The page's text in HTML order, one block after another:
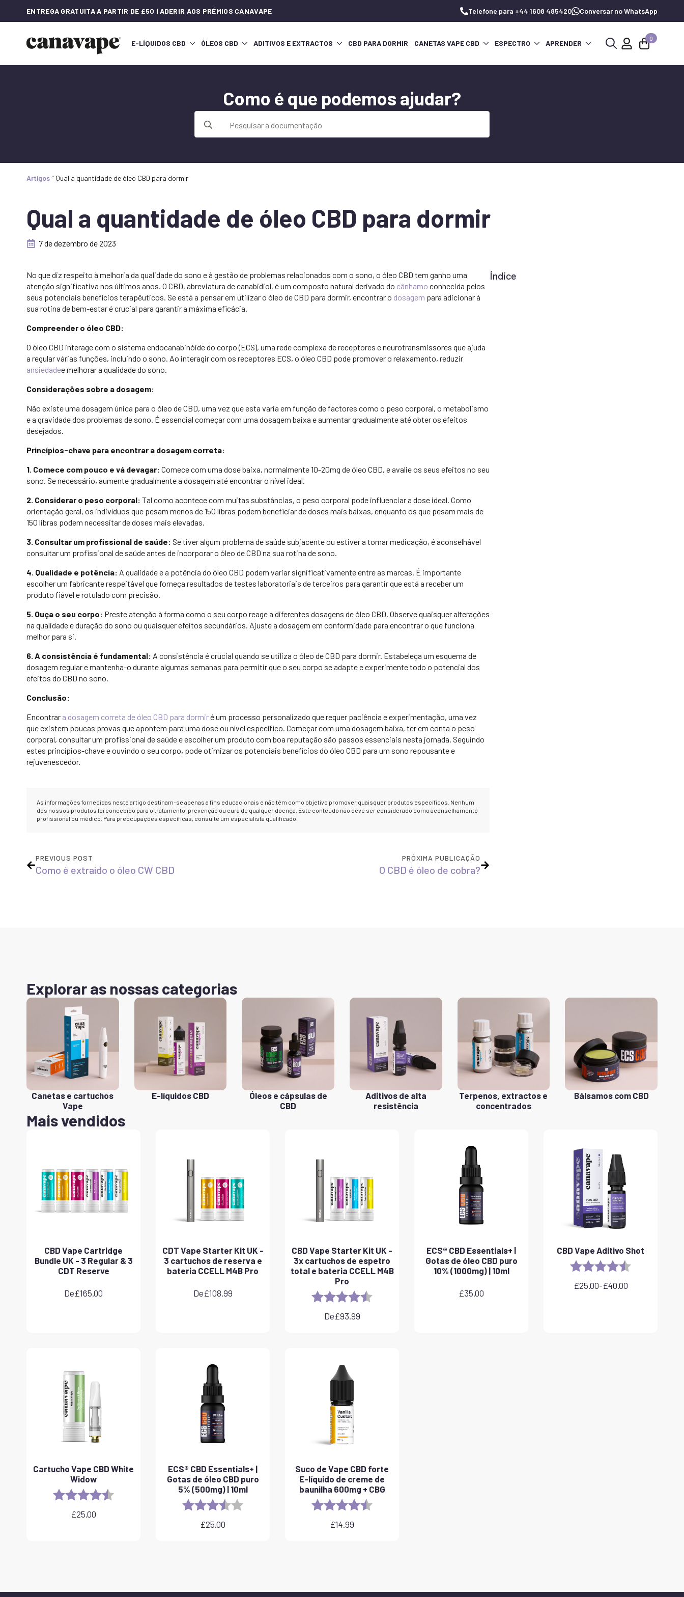
ENTREGA GRATUITA A PARTIR DE £50 | ADERIR AOS PRÉMIOS CANAVAPE Telefone para +44 1608 485420 Conversar no WhatsApp
E-LÍQUIDOS CBD ÓLEOS CBD ADITIVOS E EXTRACTOS CBD PARA DORMIR CANETAS VAPE CBD ESPECTRO APRENDER
0
Como é que podemos ajudar?
por:
Artigos " Qual a quantidade de óleo CBD para dormir
Qual a quantidade de óleo CBD para dormir
7 de dezembro de 2023
No que diz respeito à melhoria da qualidade do sono e à gestão de problemas relacionados com o sono, o óleo CBD tem ganho uma
atenção significativa nos últimos anos. O CBD, abreviatura de canabidiol, é um composto natural derivado do cânhamo conhecida pelos
seus potenciais benefícios terapêuticos. Se está a pensar em utilizar o óleo de CBD para dormir, encontrar o dosagem para adicionar à
sua rotina de bem-estar é crucial para garantir a máxima eficácia.
Compreender o óleo CBD:
O óleo CBD interage com o sistema endocanabinóide do corpo (ECS), uma rede complexa de receptores e neurotransmissores que ajuda
a regular várias funções, incluindo o sono. Ao interagir com os receptores ECS, o óleo CBD pode promover o relaxamento, reduzir
ansiedadee melhorar a qualidade do sono.
Considerações sobre a dosagem:
Não existe uma dosagem única para o óleo de CBD, uma vez que esta varia em função de factores como o peso corporal, o metabolismo
e a gravidade dos problemas de sono. É essencial começar com uma dosagem baixa e aumentar gradualmente até obter os efeitos
desejados.
Princípios-chave para encontrar a dosagem correta:
1. Comece com pouco e vá devagar: Comece com uma dose baixa, normalmente 10-20mg de óleo CBD, e avalie os seus efeitos no seu
sono. Se necessário, aumente gradualmente a dosagem até encontrar o nível ideal.
2. Considerar o peso corporal: Tal como acontece com muitas substâncias, o peso corporal pode influenciar a dose ideal. Como
orientação geral, os indivíduos que pesam menos de 150 libras podem beneficiar de doses mais baixas, enquanto os que pesam mais de
150 libras podem necessitar de doses mais elevadas.
3. Consultar um profissional de saúde: Se tiver algum problema de saúde subjacente ou estiver a tomar medicação, é aconselhável
consultar um profissional de saúde antes de incorporar o óleo de CBD na sua rotina de sono.
4. Qualidade e potência: A qualidade e a potência do óleo CBD podem variar significativamente entre as marcas. É importante
escolher um fabricante respeitável que forneça resultados de testes laboratoriais de terceiros para garantir que está a receber um
produto fiável e rotulado com precisão.
5. Ouça o seu corpo: Preste atenção à forma como o seu corpo reage a diferentes dosagens de óleo CBD. Observe quaisquer alterações
na qualidade e duração do sono ou quaisquer efeitos secundários. Ajuste a dosagem em conformidade para encontrar o que funciona
melhor para si.
6. A consistência é fundamental: A consistência é crucial quando se utiliza o óleo de CBD para dormir. Estabeleça um esquema de
dosagem regular e mantenha-o durante algumas semanas para permitir que o seu corpo se adapte e experimente todo o potencial dos
efeitos do CBD no sono.
Conclusão:
Encontrar a dosagem correta de óleo CBD para dormiré um processo personalizado que requer paciência e experimentação, uma vez
que existem poucas provas que apontem para uma dose ou nível específico. Começar com uma dosagem baixa, ter em conta o peso
corporal, consultar um profissional de saúde e escolher um produto com boa reputação são passos essenciais nesta jornada. Seguindo
estes princípios-chave e ouvindo o seu corpo, pode otimizar os potenciais benefícios do óleo CBD para um sono repousante e
rejuvenescedor.
As informações fornecidas neste artigo destinam-se apenas a fins educacionais e não têm como objetivo promover quaisquer produtos específicos. Nenhum
dos nossos produtos foi concebido para o tratamento, prevenção ou cura de qualquer doença. Este conteúdo não deve ser considerado como aconselhamento
profissional ou médico. Para preocupações específicas, consulte um especialista qualificado.
PREVIOUS POST
Como é extraído o óleo CW CBD
PRÓXIMA PUBLICAÇÃO
O CBD é óleo de cobra?
Índice
Explorar as nossas categorias
Canetas e cartuchos
Vape
E-líquidos CBD
Óleos e cápsulas de
CBD
Aditivos de alta
resistência
Terpenos, extractos e
concentrados
Bálsamos com CBD
Mais vendidos
CBD Vape Cartridge
Bundle UK - 3 Regular & 3
CDT Reserve
De£165.00
CDT Vape Starter Kit UK -
3 cartuchos de reserva e
bateria CCELL M4B Pro
De£108.99
CBD Vape Starter Kit UK -
3x cartuchos de espetro
total e bateria CCELL M4B
Pro
Rating:
De£93.99
ECS® CBD Essentials+ |
Gotas de óleo CBD puro
10% (1000mg) | 10ml
£35.00
CBD Vape Aditivo Shot
Rating:
£25.00-£40.00
Gama
Cartucho Vape CBD White
Widow
Rating:
£25.00
ECS® CBD Essentials+ |
Gotas de óleo CBD puro
5% (500mg) | 10ml
Rating:
£25.00
Suco de Vape CBD forte
E-líquido de creme de
baunilha 600mg + CBG
Rating:
£14.99